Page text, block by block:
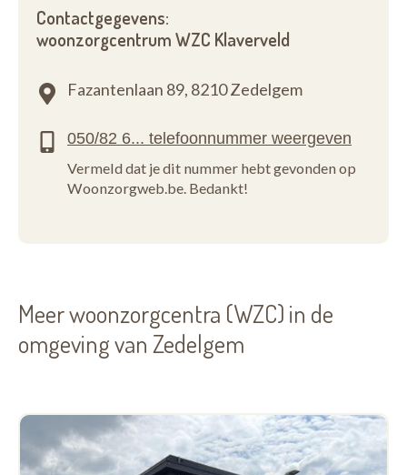
Contactgegevens:
woonzorgcentrum WZC Klaverveld
Fazantenlaan 89, 8210 Zedelgem
Vermeld dat je dit nummer hebt gevonden op
Woonzorgweb.be. Bedankt!
Meer woonzorgcentra (WZC) in de
omgeving van Zedelgem